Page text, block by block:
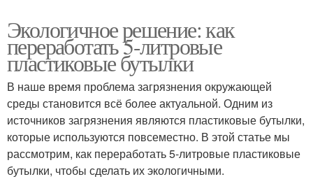
Экологичное решение: как
переработать 5-литровые
пластиковые бутылки
В наше время проблема загрязнения окружающей
среды становится всё более актуальной. Одним из
источников загрязнения являются пластиковые бутылки,
которые используются повсеместно. В этой статье мы
рассмотрим, как переработать 5-литровые пластиковые
бутылки, чтобы сделать их экологичными.